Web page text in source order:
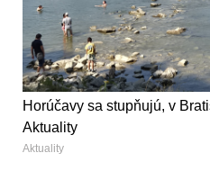
Horúčavy sa stupňujú, v
Aktuality
Aktuality